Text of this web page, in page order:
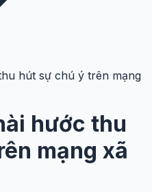
hút sự chú ý trên mạng
hước thu
mạng xã